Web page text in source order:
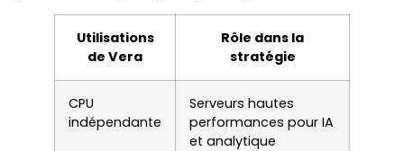
Utilisations
de Vera
Rôle dans la
stratégie
CPU
indépendante
Serveurs hautes
performances pour IA
et analytique